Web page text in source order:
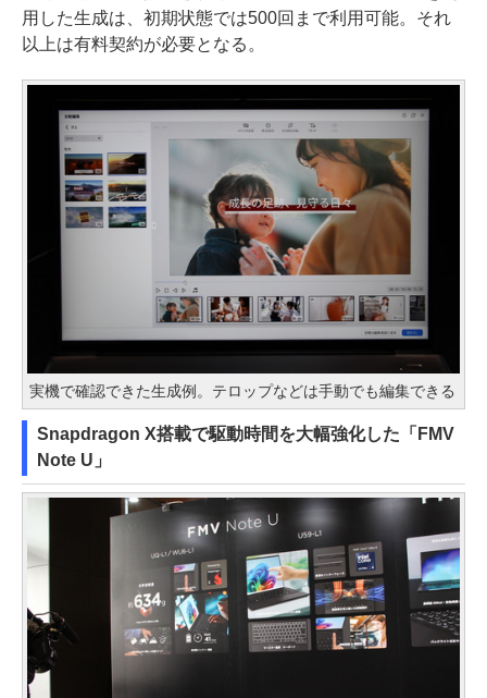
用した生成は、初期状態では500回まで利用可能。それ
以上は有料契約が必要となる。
実機で確認できた生成例。テロップなどは手動でも編集できる
Snapdragon X搭載で駆動時間を大幅強化した「FMV
Note U」